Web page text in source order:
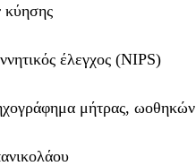
έλεγχος (NIPS)
μήτρας, ωοθηκών